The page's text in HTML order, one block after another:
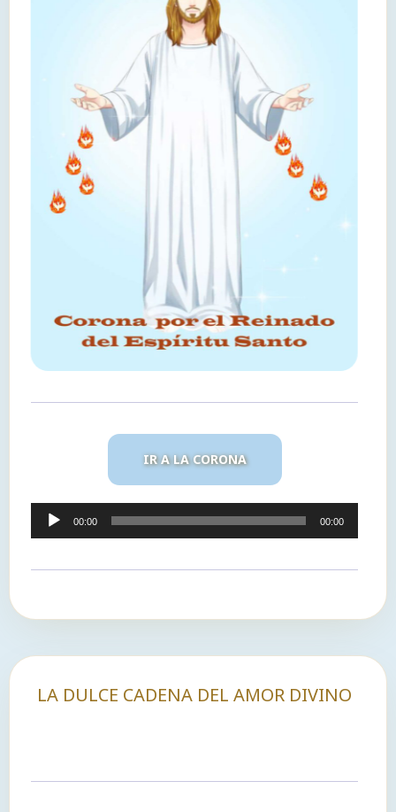
IR A LA CORONA
Reproductor
de
00:00 00:00
LA DULCE CADENA DEL AMOR DIVINO